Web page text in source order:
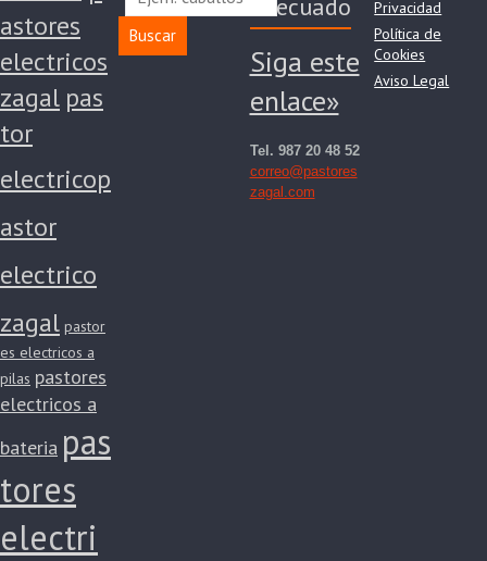
astores
electricos
zagal pas
tor
electricop
astor
electrico
zagal pastor
es electricos a
pilas pastores
electricos a
bateria pas
tores
electri
Buscar
adecuado
Siga este
enlace»
Tel. 987 20 48 52
correo@pastores
zagal.com
Privacidad
Política de
Cookies
Aviso Legal